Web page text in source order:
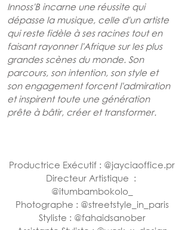
Innoss'B incarne une réussite qui
dépasse la musique, celle d'un artiste
qui reste fidèle à ses racines tout en
faisant rayonner l'Afrique sur les plus
grandes scènes du monde. Son
parcours, son intention, son style et
son engagement forcent l'admiration
et inspirent toute une génération
prête à bâtir, créer et transformer.
Productrice Exécutif : @jayciaoffice.pr
Directeur Artistique  :
@itumbambokolo_
Photographe : @streetstyle_in_paris
Styliste : @fahaidsanober